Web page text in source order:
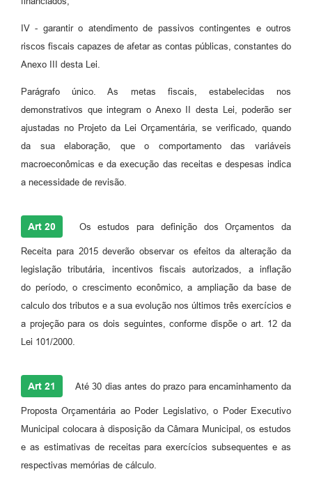
IV - garantir o atendimento de passivos contingentes e outros
riscos fiscais capazes de afetar as contas públicas, constantes do
Anexo III desta Lei.
Parágrafo único. As metas fiscais, estabelecidas nos
demonstrativos que integram o Anexo II desta Lei, poderão ser
ajustadas no Projeto da Lei Orçamentária, se verificado, quando
da sua elaboração, que o comportamento das variáveis
macroeconômicas e da execução das receitas e despesas indica
a necessidade de revisão.
Art 20 Os estudos para definição dos Orçamentos da
Receita para 2015 deverão observar os efeitos da alteração da
legislação tributária, incentivos fiscais autorizados, a inflação
do período, o crescimento econômico, a ampliação da base de
calculo dos tributos e a sua evolução nos últimos três exercícios e
a projeção para os dois seguintes, conforme dispõe o art. 12 da
Lei 101/2000.
Art 21 Até 30 dias antes do prazo para encaminhamento da
Proposta Orçamentária ao Poder Legislativo, o Poder Executivo
Municipal colocara à disposição da Câmara Municipal, os estudos
e as estimativas de receitas para exercícios subsequentes e as
respectivas memórias de cálculo.